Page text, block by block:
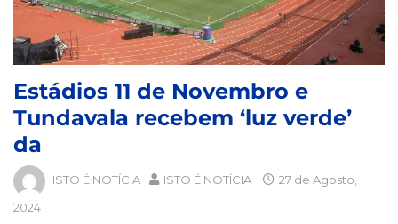
Estádios 11 de Novembro e
Tundavala recebem ‘luz verde’
da
ISTO É NOTÍCIA ISTO É NOTÍCIA
27 de Agosto,
2024